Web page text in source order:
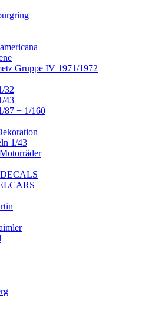
Gruppe IV 1971/1972
32
43
87 + 1/160
1/43
DECALS